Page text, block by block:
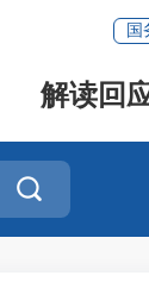
国
解读回
